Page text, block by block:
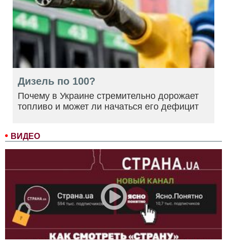
ВИДЕО
Дизель по 100?
Почему в Украине стремительно дорожает
топливо и может ли начаться его дефицит